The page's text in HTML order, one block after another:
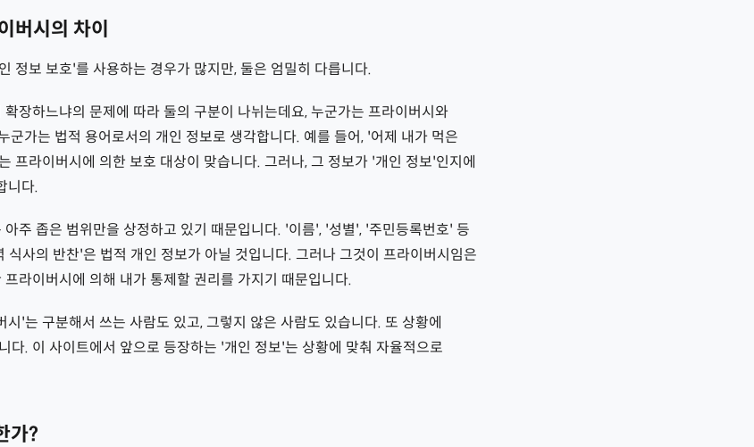
버시의 차이
정보 보호'를 사용하는 경우가 많지만, 둘은 엄밀히 다릅니다.
장하느냐의 문제에 따라 둘의 구분이 나뉘는데요, 누군가는 프라이버시와
군가는 법적 용어로서의 개인 정보로 생각합니다. 예를 들어, '어제 내가 먹은
프라이버시에 의한 보호 대상이 맞습니다. 그러나, 그 정보가 '개인 정보'인지에
니다.
주 좁은 범위만을 상정하고 있기 때문입니다. '이름', '성별', '주민등록번호' 등
식사의 반찬'은 법적 개인 정보가 아닐 것입니다. 그러나 그것이 프라이버시임은
라이버시에 의해 내가 통제할 권리를 가지기 때문입니다.
'는 구분해서 쓰는 사람도 있고, 그렇지 않은 사람도 있습니다. 또 상황에
다. 이 사이트에서 앞으로 등장하는 '개인 정보'는 상황에 맞춰 자율적으로
가?